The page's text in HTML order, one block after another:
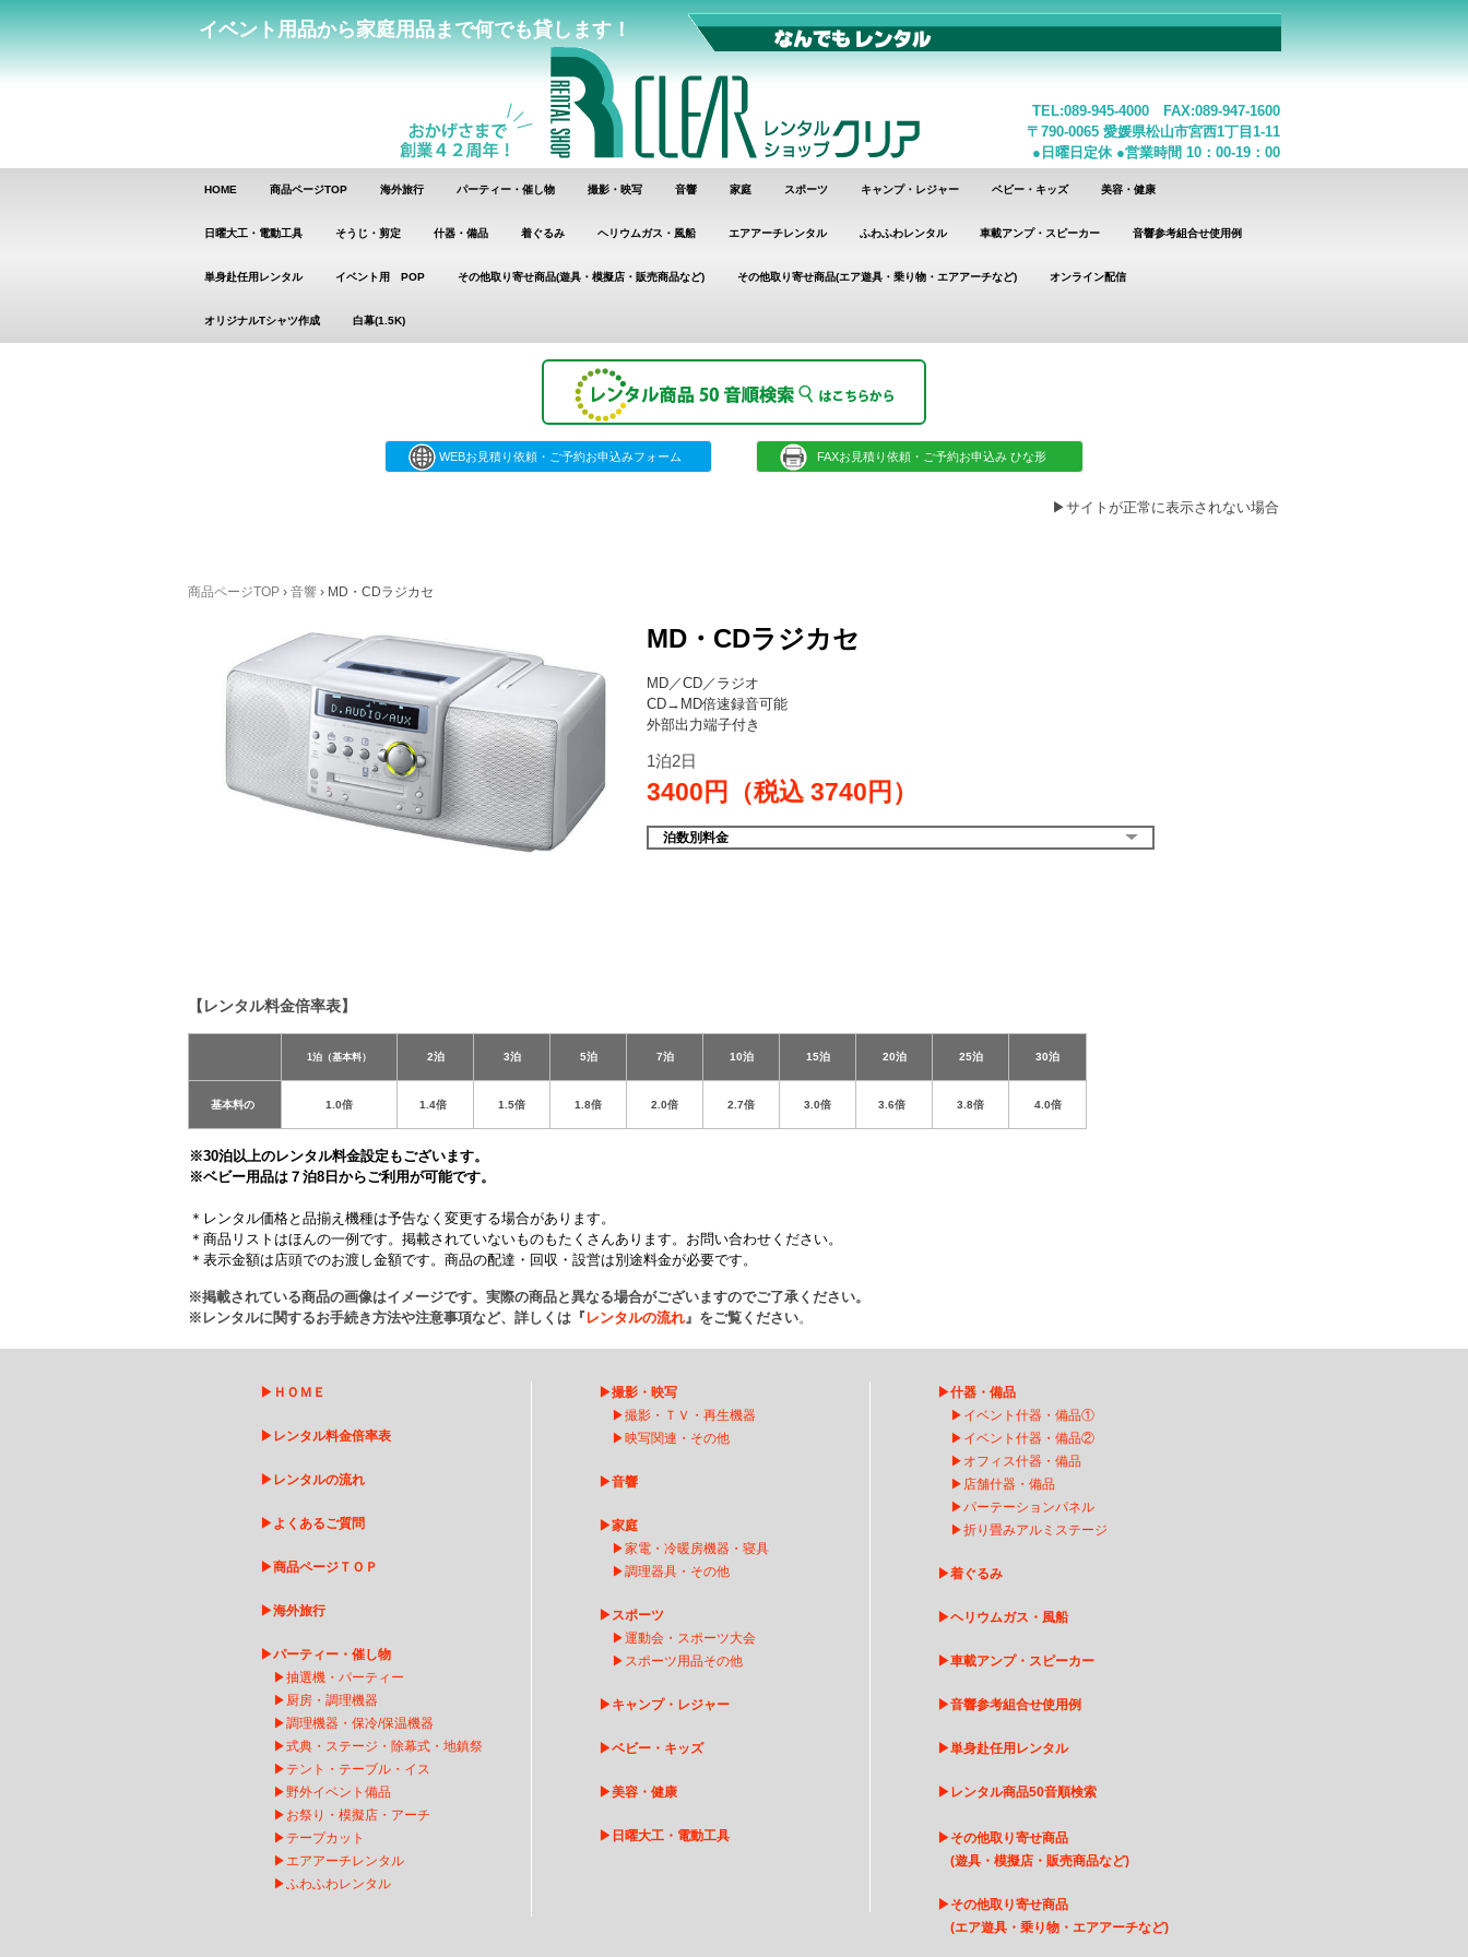
イベント用品から家庭用品まで何でも貸します！
TEL:089-945-4000 FAX:089-947-1600
〒790-0065 愛媛県松山市宮西1丁目1-11
●日曜日定休 ●営業時間 10：00-19：00
HOME 商品ページTOP 海外旅行 パーティー・催し物 撮影・映写 音響 家庭 スポーツ キャンプ・レジャー ベビー・キッズ 美容・健康
日曜大工・電動工具 そうじ・剪定 什器・備品 着ぐるみ ヘリウムガス・風船 エアアーチレンタル ふわふわレンタル 車載アンプ・スピーカー 音響参考組合せ使用例
単身赴任用レンタル イベント用 POP その他取り寄せ商品(遊具・模擬店・販売商品など) その他取り寄せ商品(エア遊具・乗り物・エアアーチなど) オンライン配信
オリジナルTシャツ作成 白幕(1.5K)
WEBお見積り依頼・ご予約お申込みフォーム FAXお見積り依頼・ご予約お申込み ひな形
▶サイトが正常に表示されない場合
商品ページTOP › 音響 › MD・CDラジカセ
MD・CDラジカセ
MD／CD／ラジオ
CD→MD倍速録音可能
外部出力端子付き
1泊2日
3400円（税込 3740円）
泊数別料金
【レンタル料金倍率表】
1泊（基本料） 2泊 3泊 5泊 7泊 10泊 15泊 20泊 25泊 30泊
基本料の 1.0倍 1.4倍 1.5倍 1.8倍 2.0倍 2.7倍 3.0倍 3.6倍 3.8倍 4.0倍
※30泊以上のレンタル料金設定もございます。
※ベビー用品は７泊8日からご利用が可能です。
＊レンタル価格と品揃え機種は予告なく変更する場合があります。
＊商品リストはほんの一例です。掲載されていないものもたくさんあります。お問い合わせください。
＊表示金額は店頭でのお渡し金額です。商品の配達・回収・設営は別途料金が必要です。
※掲載されている商品の画像はイメージです。実際の商品と異なる場合がございますのでご了承ください。
※レンタルに関するお手続き方法や注意事項など、詳しくは『 レンタルの流れ』をご覧ください。
▶ ＨＯＭＥ
▶ レンタル料金倍率表
▶ レンタルの流れ
▶よくあるご質問
▶商品ページＴＯＰ
▶海外旅行
▶パーティー・催し物
▶抽選機・パーティー
▶ 厨房・調理機器
▶調理機器・保冷/保温機器
▶式典・ステージ・除幕式・地鎮祭
▶ テント・テーブル・イス
▶野外イベント備品
▶ お祭り・模擬店・アーチ
▶ テープカット
▶ エアアーチレンタ ル
▶ふわふわレンタル
▶撮影・映写
▶撮影・ＴＶ・再生機器
▶映写関連・その他
▶音響
▶家庭
▶家電・冷暖房機器・寝具
▶調理器具・その他
▶スポーツ
▶運動会・スポーツ大会
▶ スポーツ用品その他
▶キャンプ・レジャー
▶ベビー・キッズ
▶美容・健康
▶ 日曜大工・電動工具
▶什器・備品
▶ イベント什器・備品①
▶ イベント什器・備品②
▶ オフィス什器・備品
▶ 店舗什器・備品
▶パーテーションパネル
▶折り畳みアルミステージ
▶着ぐるみ
▶ヘリウムガス・風船
▶車載アンプ・スピーカー
▶音響参考組合せ使用例
▶単身赴任用レンタル
▶ レンタル商品50音順検索
▶その他取り寄せ商品
(遊具・模擬店・販売商品など)
▶その他取り寄せ商品
(エア遊具・乗り物・エアアーチなど)